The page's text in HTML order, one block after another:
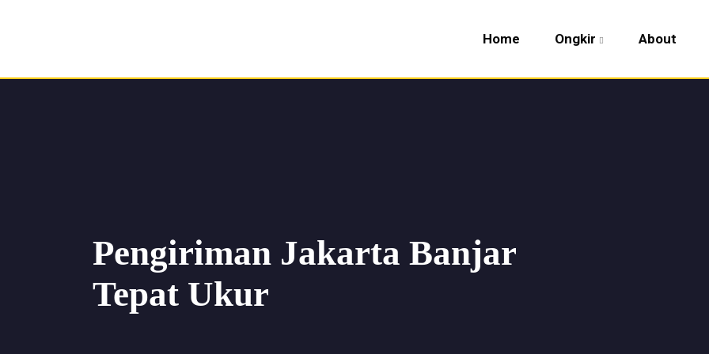
Home Ongkir About
Pengiriman Jakarta Banjar
Tepat Ukur